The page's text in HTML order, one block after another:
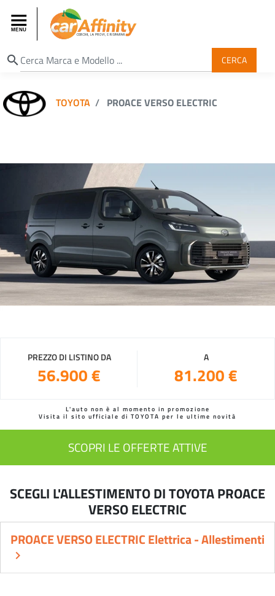
search CERCA
TOYOTA PROACE VERSO ELECTRIC
PREZZO DI LISTINO DA
56.900 €
A
81.200 €
L'auto non è al momento in promozione
Visita il sito ufficiale di TOYOTA per le ultime novità
SCOPRI LE OFFERTE ATTIVE
SCEGLI L'ALLESTIMENTO DI TOYOTA PROACE
VERSO ELECTRIC
PROACE VERSO ELECTRIC Elettrica - Allestimenti
keyboard_arrow_right